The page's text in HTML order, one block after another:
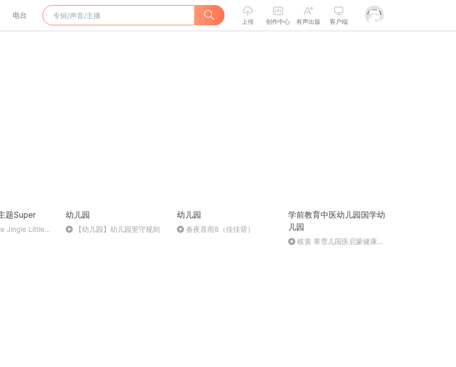
电台
上传 创作中心 有声出版 客户端
题Super
Jingle Little
幼儿园
【幼儿园】幼儿园里守规则
幼儿园
春夜喜雨8（佳佳背）
学前教育中医幼儿园国学幼
儿园
岐黄 果雪儿国医启蒙健康教